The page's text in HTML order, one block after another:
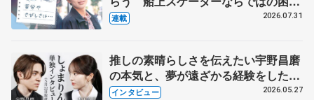
とは 影響あったPIW前キャプテン松
連載 2026.07.31
推しの素晴らしさを伝えたい宇野昌磨
の本気と、夢が遠ざかる経験をした本
田真凜の覚悟
インタビュー 2026.05.27